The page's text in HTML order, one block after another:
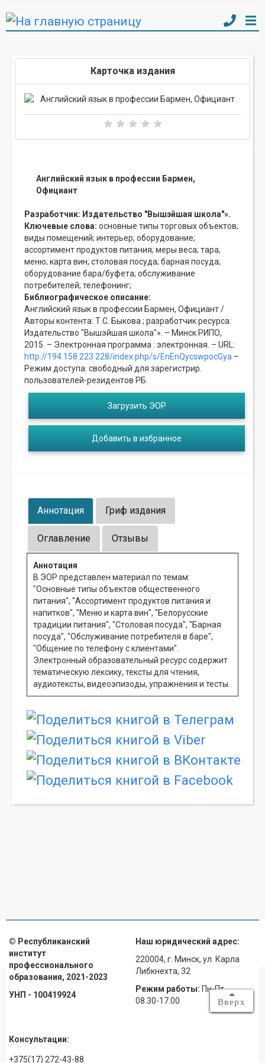
Карточка издания
Английский язык в профессии Бармен,
Официант
Разработчик: Издательство "Вышэйшая школа"».
Ключевые слова: основные типы торговых объектов;
виды помещений; интерьер; оборудование;
ассортимент продуктов питания; меры веса; тара;
меню; карта вин; столовая посуда; барная посуда;
оборудование бара/буфета; обслуживание
потребителей; телефонинг;
Библиографическое описание:
Английский язык в профессии Бармен, Официант /
Авторы контента: Т.С. Быкова ; разработчик ресурса:
Издательство "Вышэйшая школа"». – Минск РИПО,
2015. – Электронная программа : электронная. – URL:
http://194.158.223.228/index.php/s/EnEnQycswpocGya –
Режим доступа: свободный для зарегистрир.
пользователей-резидентов РБ.
Загрузить ЭОР
Добавить в избранное
Аннотация Гриф издания
Оглавление Отзывы
Аннотация
В ЭОР представлен материал по темам:
"Основные типы объектов общественного
питания", "Ассортимент продуктов питания и
напитков", "Меню и карта вин", "Белорусские
традиции питания", "Столовая посуда", "Барная
посуда", "Обслуживание потребителя в баре",
"Общение по телефону с клиентами".
Электронный образовательный ресурс содержит
тематическую лексику, тексты для чтения,
аудиотексты, видеоэпизоды, упражнения и тесты.
Вверх
© Республиканский
институт
профессионального
образования, 2021-2023
УНП - 100419924
Наш юридический адрес:
220004, г. Минск, ул. Карла
Либкнехта, 32
Режим работы: Пн-Пт
08.30-17.00
Консультации:
+375(17) 272-43-88